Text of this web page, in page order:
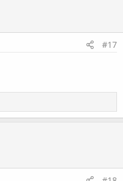
～
花豹的不同之處，
比較特殊！
經會與大魚搶食了
補～
溫度維持恆溫，大家的
#17